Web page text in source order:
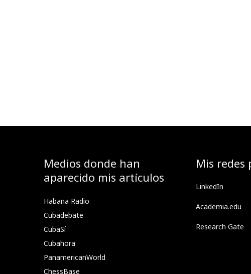
Medios donde han
aparecido mis artículos
Habana Radio
Cubadebate
CubaSí
Cubahora
PanamericanWorld
ChessBase
Mis redes
LinkedIn
Academia.edu
Research Gate